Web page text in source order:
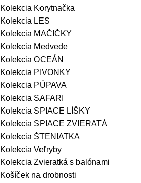
Kolekcia Korytnačka
Kolekcia LES
Kolekcia MAČIČKY
Kolekcia Medvede
Kolekcia OCEÁN
Kolekcia PIVONKY
Kolekcia PÚPAVA
Kolekcia SAFARI
Kolekcia SPIACE LÍŠKY
Kolekcia SPIACE ZVIERATÁ
Kolekcia ŠTENIATKA
Kolekcia Veľryby
Kolekcia Zvieratká s balónami
Košíček na drobnosti